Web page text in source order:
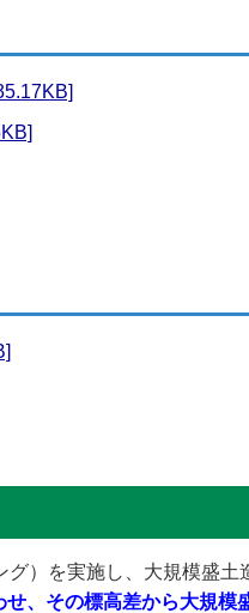
）を実施し、大規模盛土
、その標高差から大規模